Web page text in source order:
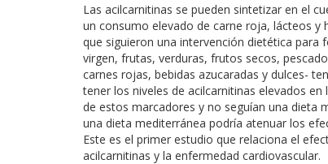
Las acilcarnitinas se pueden sintetizar en el
un consumo elevado de carne roja, lácteos y
que siguieron una intervención dietética
virgen, frutas, verduras, frutos secos,
carnes rojas, bebidas azucaradas y dulces-
tener los niveles de acilcarnitinas elevados
de estos marcadores y no seguían una dieta
una dieta mediterránea podría atenuar los
Este es el primer estudio que relaciona el
acilcarnitinas y la enfermedad cardiovascular.